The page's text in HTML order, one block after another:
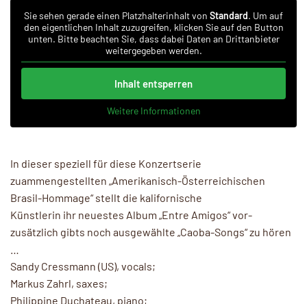
Sie sehen gerade einen Platzhalterinhalt von Standard. Um auf
den eigentlichen Inhalt zuzugreifen, klicken Sie auf den Button
unten. Bitte beachten Sie, dass dabei Daten an Drittanbieter
weitergegeben werden.
Inhalt entsperren
Weitere Informationen
In dieser speziell für diese Konzertserie
zuammengestellten „Amerikanisch-Österreichischen
Brasil-Hommage“ stellt die kalifornische
Künstlerin ihr neuestes Album „Entre Amigos“ vor-
zusätzlich gibts noch ausgewählte „Caoba-Songs“ zu hören
Sandy Cressmann (US), vocals;
Markus Zahrl, saxes;
Philippine Duchateau, piano;